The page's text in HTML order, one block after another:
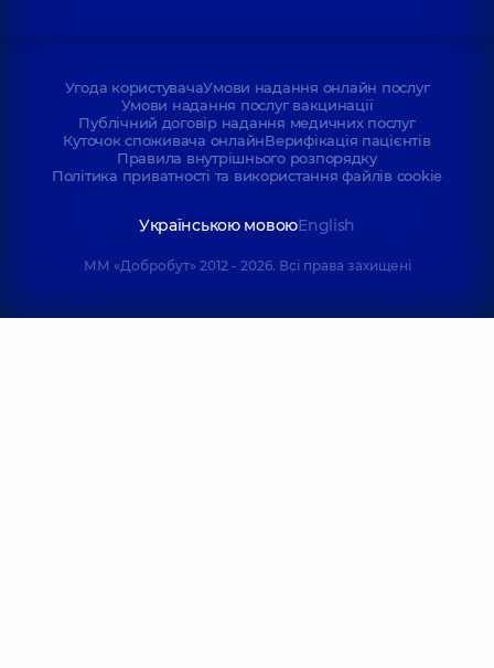
Угода користувачаУмови надання онлайн послуг
Умови надання послуг вакцинації
Публічний договір надання медичних послуг
Куточок споживача онлайнВерифікація пацієнтів
Правила внутрішнього розпорядку
Політика приватності та використання файлів cookie
Українською мовоюEnglish
ММ «Добробут» 2012 - 2026. Всі права захищені